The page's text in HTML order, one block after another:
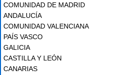
COMUNIDAD DE MADRID
ANDALUCÍA
COMUNIDAD VALENCIANA
PAÍS VASCO
GALICIA
CASTILLA Y LEÓN
CANARIAS